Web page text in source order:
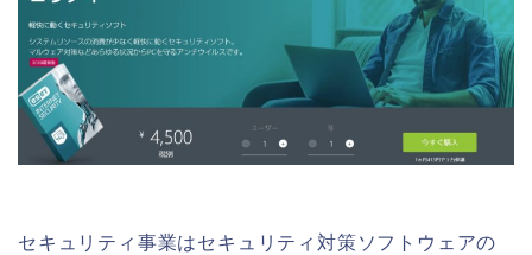
セキュリティ事業はセキュリティ対策ソフトウェアの